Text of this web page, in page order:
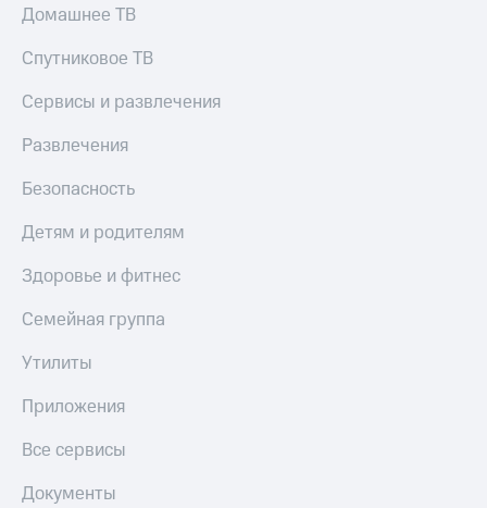
Домашнее ТВ
Спутниковое ТВ
Сервисы и развлечения
Развлечения
Безопасность
Детям и родителям
Здоровье и фитнес
Семейная группа
Утилиты
Приложения
Все сервисы
Документы